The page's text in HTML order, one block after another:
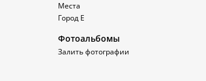
Места
Город Е
Фотоальбомы
Залить фотографии